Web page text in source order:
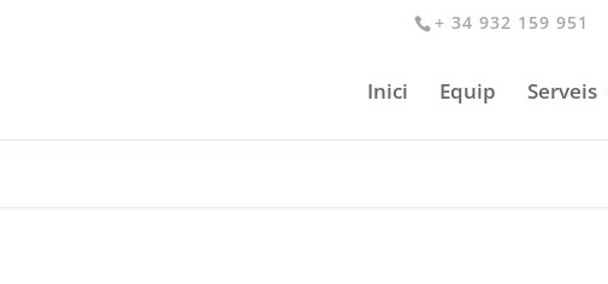
+ 34 932 159 951
Inici Equip Serveis